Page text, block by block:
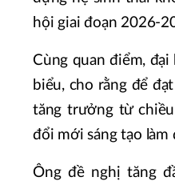
hội giai đoạn 2026-
Cùng quan điểm,
biểu, cho rằng để
tăng trưởng từ chiều
đổi mới sáng tạo
Ông đề nghị tăng